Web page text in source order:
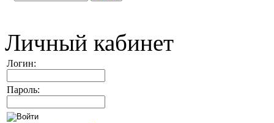
Личный кабинет
Логин:
Пароль: